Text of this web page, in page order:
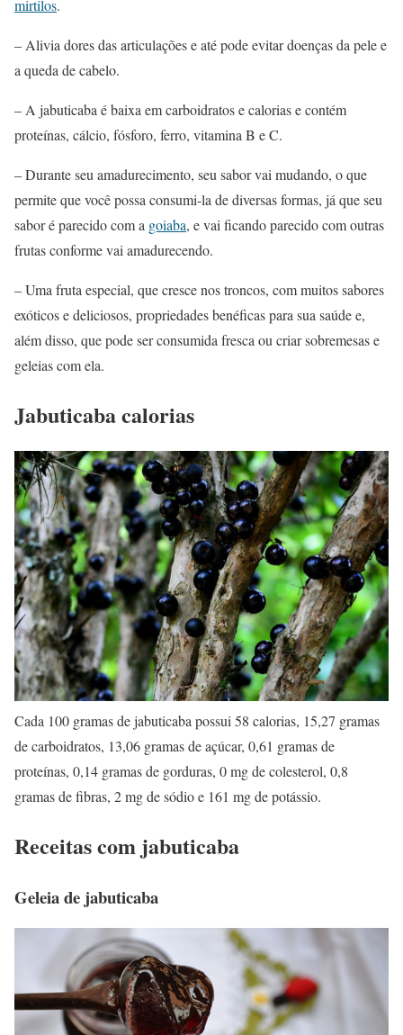
mirtilos.
– Alivia dores das articulações e até pode evitar doenças da pele e
a queda de cabelo.
– A jabuticaba é baixa em carboidratos e calorias e contém
proteínas, cálcio, fósforo, ferro, vitamina B e C.
– Durante seu amadurecimento, seu sabor vai mudando, o que
permite que você possa consumi-la de diversas formas, já que seu
sabor é parecido com a goiaba, e vai ficando parecido com outras
frutas conforme vai amadurecendo.
– Uma fruta especial, que cresce nos troncos, com muitos sabores
exóticos e deliciosos, propriedades benéficas para sua saúde e,
além disso, que pode ser consumida fresca ou criar sobremesas e
geleias com ela.
Jabuticaba calorias
Cada 100 gramas de jabuticaba possui 58 calorias, 15,27 gramas
de carboidratos, 13,06 gramas de açúcar, 0,61 gramas de
proteínas, 0,14 gramas de gorduras, 0 mg de colesterol, 0,8
gramas de fibras, 2 mg de sódio e 161 mg de potássio.
Receitas com jabuticaba
Geleia de jabuticaba